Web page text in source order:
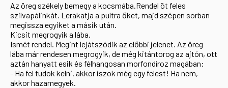
Az öreg székely bemegy a kocsmába.Rendel öt feles
szilvapálinkát. Lerakatja a pultra őket, majd szépen sorban
megissza egyiket a másik után.
Kicsit megrogyik a lába.
Ismét rendel. Megint lejátszódik az előbbi jelenet. Az öreg
lába már rendesen megrogyik, de még kitántorog az ajtón, ott
aztán hanyatt esik és félhangosan morfondíroz magában:
- Ha fel tudok kelni, akkor iszok még egy felest! Ha nem,
akkor hazamegyek.